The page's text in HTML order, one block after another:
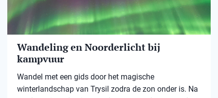
Wandeling en Noorderlicht bij
kampvuur
Wandel met een gids door het magische
winterlandschap van Trysil zodra de zon onder is. Na